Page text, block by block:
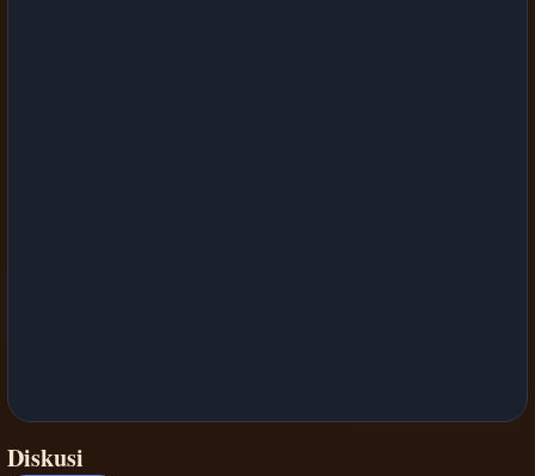
Diskusi